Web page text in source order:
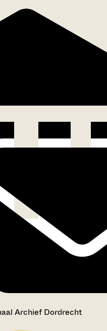
Archief Dordrecht